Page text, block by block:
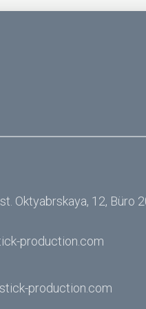
Oktyabrskaya, 12, Büro
production.com
production.com